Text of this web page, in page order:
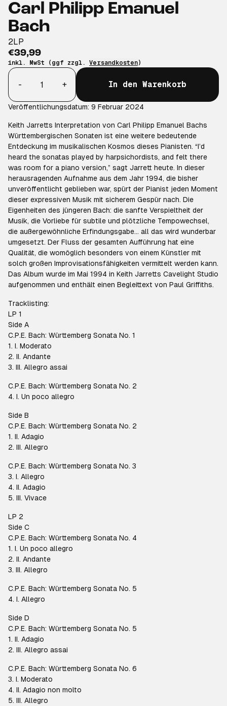
Carl Philipp Emanuel
Bach
2LP
€39,99
inkl. MwSt (ggf zzgl. Versandkosten)
Anzahl
-
+ In den Warenkorb
Veröffentlichungsdatum: 9 Februar 2024
Keith Jarretts Interpretation von Carl Philipp Emanuel Bachs
Württembergischen Sonaten ist eine weitere bedeutende
Entdeckung im musikalischen Kosmos dieses Pianisten. “I’d
heard the sonatas played by harpsichordists, and felt there
was room for a piano version,” sagt Jarrett heute. In dieser
herausragenden Aufnahme aus dem Jahr 1994, die bisher
unveröffentlicht geblieben war, spürt der Pianist jeden Moment
dieser expressiven Musik mit sicherem Gespür nach. Die
Eigenheiten des jüngeren Bach: die sanfte Verspieltheit der
Musik, die Vorliebe für subtile und plötzliche Tempowechsel,
die außergewöhnliche Erfindungsgabe... all das wird wunderbar
umgesetzt. Der Fluss der gesamten Aufführung hat eine
Qualität, die womöglich besonders von einem Künstler mit
solch großen Improvisationsfähigkeiten vermittelt werden kann.
Das Album wurde im Mai 1994 in Keith Jarretts Cavelight Studio
aufgenommen und enthält einen Begleittext von Paul Griffiths.
Tracklisting:
LP 1
Side A
C.P.E. Bach: Württemberg Sonata No. 1
1. I. Moderato
2. II. Andante
3. III. Allegro assai
C.P.E. Bach: Württemberg Sonata No. 2
4. I. Un poco allegro
Side B
C.P.E. Bach: Württemberg Sonata No. 2
1. II. Adagio
2. III. Allegro
C.P.E. Bach: Württemberg Sonata No. 3
3. I. Allegro
4. II. Adagio
5. III. Vivace
LP 2
Side C
C.P.E. Bach: Württemberg Sonata No. 4
1. I. Un poco allegro
2. II. Andante
3. III. Allegro
C.P.E. Bach: Württemberg Sonata No. 5
4. I. Allegro
Side D
C.P.E. Bach: Württemberg Sonata No. 5
1. II. Adagio
2. III. Allegro assai
C.P.E. Bach: Württemberg Sonata No. 6
3. I. Moderato
4. II. Adagio non molto
5. III. Allegro